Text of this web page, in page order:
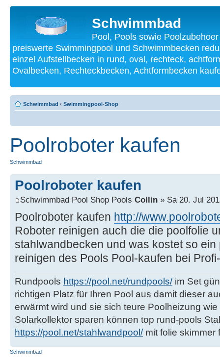
Schwimmbad
Pool, Pools sowie
preiswerte Swimmingpool und Schwimmbecken
einzel Aufstellbecken in rund, oval, rechteck,
Ovalbecken, Rechteckbecken, Achtformbecken
Schwimmbad ‹ Swimmingpool-Shop
Poolroboter kaufen
Schwimmbad
Poolroboter kaufen
Schwimmbad Pool Shop Pools Collin » Sa 20. Jul
Poolroboter kaufen http://
Roboter reinigen auch die die poolfolie
stahlwandbecken und was kostet so
reinigen des Pools Pool-kaufen bei
Rundpools https://pool.net/rundpools/im Set
richtigen Platz für Ihren Pool aus damit dieser
erwärmt wird und sie sich teure Poolheizung
Solarkollektor sparen können top rund-pools
https://pool.net/stahlwandpool/mit folie skimmer
Schwimmbad